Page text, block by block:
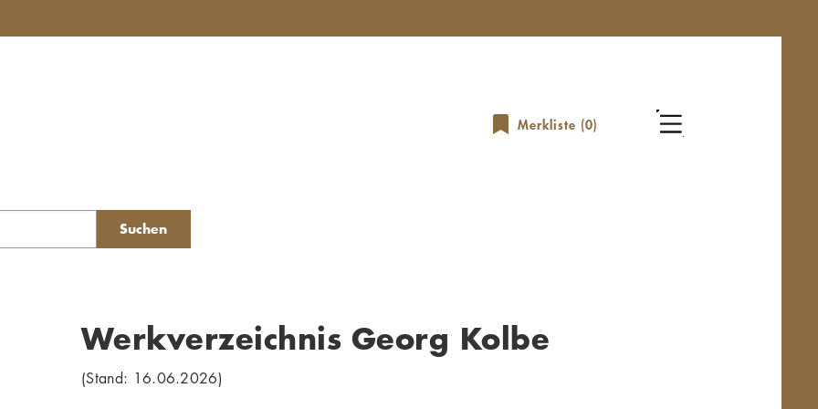
Merkliste (0)
Suchen
Werkverzeichnis Georg Kolbe
(Stand: 16.06.2026)